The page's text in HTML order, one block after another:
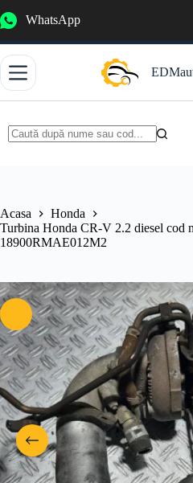
la
WhatsApp
Acasa
Honda
Turbina Honda CR-V 2.2 diesel cod
18900RMAE012M2